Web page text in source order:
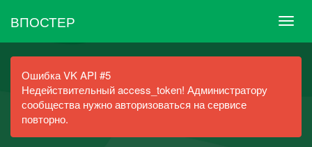
ВПОСТЕР
Ошибка VK API #5
Недействительный access_token! Администратору
сообщества нужно авторизоваться на сервисе
повторно.